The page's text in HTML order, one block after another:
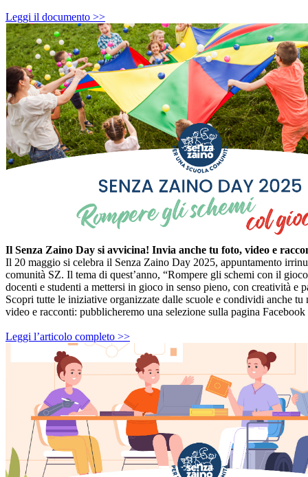
Leggi il documento >>
Il Senza Zaino Day si avvicina! Invia anche tu foto, video e
Il 20 maggio si celebra il Senza Zaino Day 2025, appuntamento
comunità SZ. Il tema di quest’anno, “Rompere gli schemi con il
docenti e studenti a mettersi in gioco in senso pieno, con creatività e
Scopri tutte le iniziative organizzate dalle scuole e condividi anche
video e racconti: pubblicheremo una selezione sulla pagina
Leggi l’articolo completo >>